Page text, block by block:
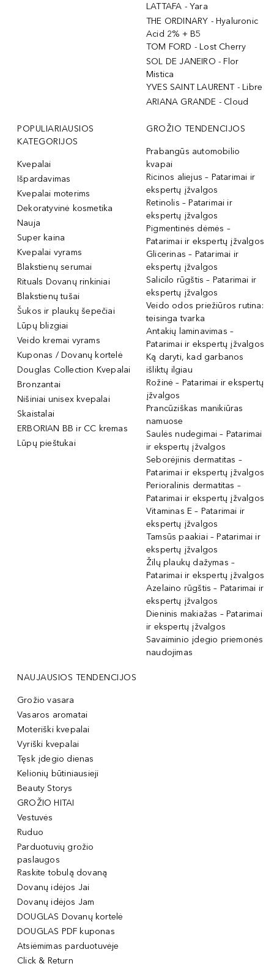
LATTAFA - Yara
THE ORDINARY - Hyaluronic
Acid 2% + B5
TOM FORD - Lost Cherry
SOL DE JANEIRO - Flor
Mistica
YVES SAINT LAURENT - Libre
ARIANA GRANDE - Cloud
POPULIARIAUSIOS
KATEGORIJOS
Kvepalai
Išpardavimas
Kvepalai moterims
Dekoratyvinė kosmetika
Nauja
Super kaina
Kvepalai vyrams
Blakstienų serumai
Rituals Dovanų rinkiniai
Blakstienų tušai
Šukos ir plaukų šepečiai
Lūpų blizgiai
Veido kremai vyrams
Kuponas / Dovanų kortelė
Douglas Collection Kvepalai
Bronzantai
Nišiniai unisex kvepalai
Skaistalai
ERBORIAN BB ir CC kremas
Lūpų pieštukai
GROŽIO TENDENCIJOS
Prabangūs automobilio
kvapai
Ricinos aliejus – Patarimai ir
ekspertų įžvalgos
Retinolis – Patarimai ir
ekspertų įžvalgos
Pigmentinės dėmės –
Patarimai ir ekspertų įžvalgos
Glicerinas – Patarimai ir
ekspertų įžvalgos
Salicilo rūgštis – Patarimai ir
ekspertų įžvalgos
Veido odos priežiūros rutina:
teisinga tvarka
Antakių laminavimas –
Patarimai ir ekspertų įžvalgos
Ką daryti, kad garbanos
išliktų ilgiau
Rožinė – Patarimai ir ekspertų
įžvalgos
Prancūziškas manikiūras
namuose
Saulės nudegimai – Patarimai
ir ekspertų įžvalgos
Seborėjinis dermatitas –
Patarimai ir ekspertų įžvalgos
Perioralinis dermatitas –
Patarimai ir ekspertų įžvalgos
Vitaminas E – Patarimai ir
ekspertų įžvalgos
Tamsūs paakiai – Patarimai ir
ekspertų įžvalgos
Žilų plaukų dažymas –
Patarimai ir ekspertų įžvalgos
Azelaino rūgštis – Patarimai ir
ekspertų įžvalgos
Dieninis makiažas – Patarimai
ir ekspertų įžvalgos
Savaiminio įdegio priemonės
naudojimas
NAUJAUSIOS TENDENCIJOS
Grožio vasara
Vasaros aromatai
Moteriški kvepalai
Vyriški kvepalai
Tęsk įdegio dienas
Kelionių būtiniausieji
Beauty Storys
GROŽIO HITAI
Vestuvės
Ruduo
Parduotuvių grožio
paslaugos
Raskite tobulą dovaną
Dovanų idėjos Jai
Dovanų idėjos Jam
DOUGLAS Dovanų kortelė
DOUGLAS PDF kuponas
Atsiėmimas parduotuvėje
Click & Return